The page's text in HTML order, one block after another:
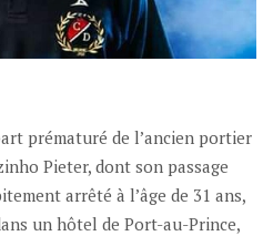
prématuré de l’ancien portier
Pieter, dont son passage
arrêté à l’âge de 31 ans,
un hôtel de Port-au-Prince,